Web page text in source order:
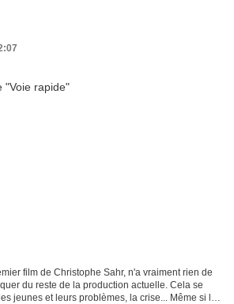
film de Christophe Sahr, n'a vraiment rien de
du reste de la production actuelle. Cela se
jeunes et leurs problèmes, la crise... Même si le